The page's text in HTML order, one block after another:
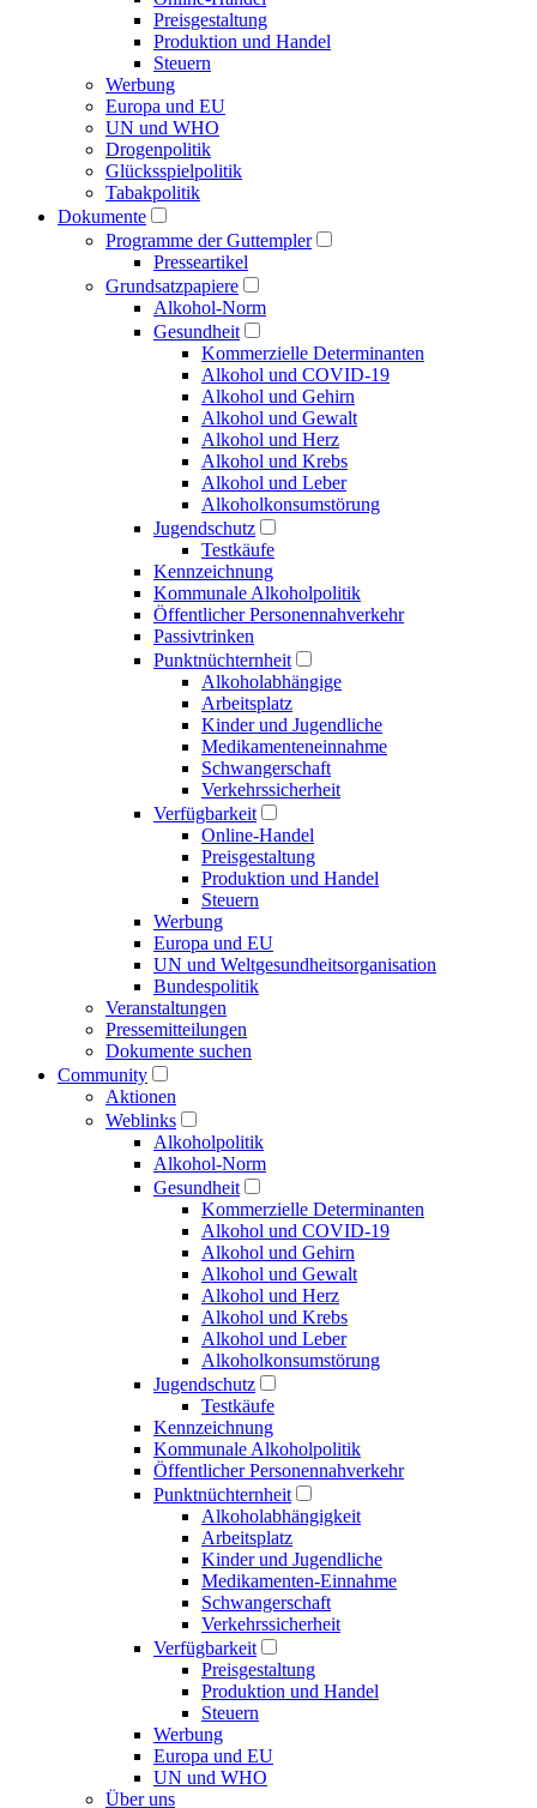
Preisgestaltung
Produktion und Handel
Steuern
Werbung
Europa und EU
UN und WHO
Drogenpolitik
Glücksspielpolitik
Tabakpolitik
Dokumente
Programme der Guttempler
Presse­artikel
Grundsatzpapiere
Alkohol-Norm
Gesundheit
Kommerzielle Determinanten
Alkohol und COVID-19
Alkohol und Gehirn
Alkohol und Gewalt
Alkohol und Herz
Alkohol und Krebs
Alkohol und Leber
Alkoholkonsumstörung
Jugendschutz
Testkäufe
Kennzeichnung
Kommunale Alkoholpolitik
Öffentlicher Personen­nahverkehr
Passivtrinken
Punkt­nüchternheit
Alkohol­abhängige
Arbeitsplatz
Kinder und Jugendliche
Medikamenten­einnahme
Schwangerschaft
Verkehrs­sicherheit
Verfügbarkeit
Online-Handel
Preisgestaltung
Produktion und Handel
Steuern
Werbung
Europa und EU
UN und Welt­gesundheits­organisation
Bundespolitik
Veranstaltungen
Presse­mitteilungen
Dokumente suchen
Community
Aktionen
Weblinks
Alkoholpolitik
Alkohol-Norm
Gesundheit
Kommerzielle Determinanten
Alkohol und COVID-19
Alkohol und Gehirn
Alkohol und Gewalt
Alkohol und Herz
Alkohol und Krebs
Alkohol und Leber
Alkoholkonsumstörung
Jugendschutz
Testkäufe
Kennzeichnung
Kommunale Alkoholpolitik
Öffentlicher Personennahverkehr
Punktnüchternheit
Alkoholabhängigkeit
Arbeitsplatz
Kinder und Jugendliche
Medikamenten-Einnahme
Schwangerschaft
Verkehrssicherheit
Verfügbarkeit
Preisgestaltung
Produktion und Handel
Steuern
Werbung
Europa und EU
UN und WHO
Über uns